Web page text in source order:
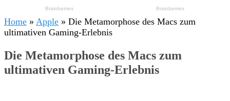
Home » Apple » Die Metamorphose des Macs zum
ultimativen Gaming-Erlebnis
Die Metamorphose des Macs zum
ultimativen Gaming-Erlebnis